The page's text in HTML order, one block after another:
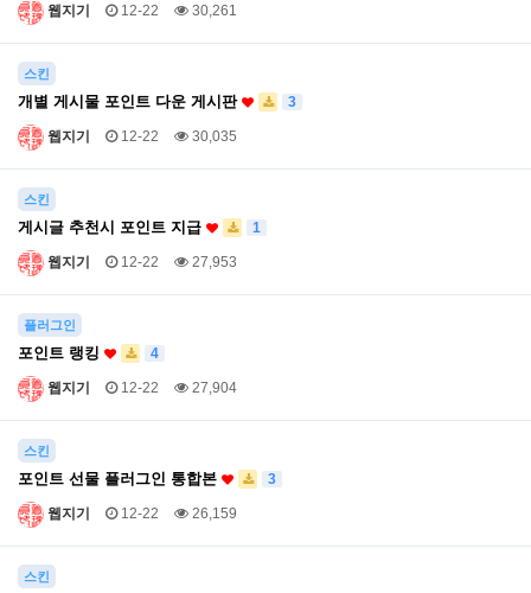
웹지기 12-22 30,261
스킨
개별 게시물 포인트 다운 게시판 3
웹지기 12-22 30,035
스킨
게시글 추천시 포인트 지급 1
웹지기 12-22 27,953
플러그인
포인트 랭킹 4
웹지기 12-22 27,904
스킨
포인트 선물 플러그인 통합본 3
웹지기 12-22 26,159
스킨